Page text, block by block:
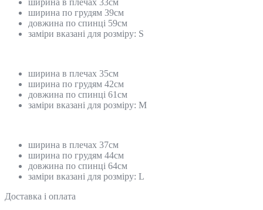
ширина по грудям 39см
довжина по спинці 59см
заміри вказані для розміру: S
ширина в плечах 35см
ширина по грудям 42см
довжина по спинці 61см
заміри вказані для розміру: M
ширина в плечах 37см
ширина по грудям 44см
довжина по спинці 64см
заміри вказані для розміру: L
Доставка і оплата